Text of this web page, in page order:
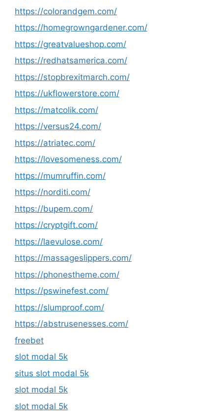
https://colorandgem.com/
https://homegrowngardener.com/
https://greatvalueshop.com/
https://redhatsamerica.com/
https://stopbrexitmarch.com/
https://ukflowerstore.com/
https://matcolik.com/
https://versus24.com/
https://atriatec.com/
https://lovesomeness.com/
https://mumruffin.com/
https://norditi.com/
https://bupem.com/
https://cryptgift.com/
https://laevulose.com/
https://massageslippers.com/
https://phonestheme.com/
https://pswinefest.com/
https://slumproof.com/
https://abstrusenesses.com/
freebet
slot modal 5k
situs slot modal 5k
slot modal 5k
slot modal 5k